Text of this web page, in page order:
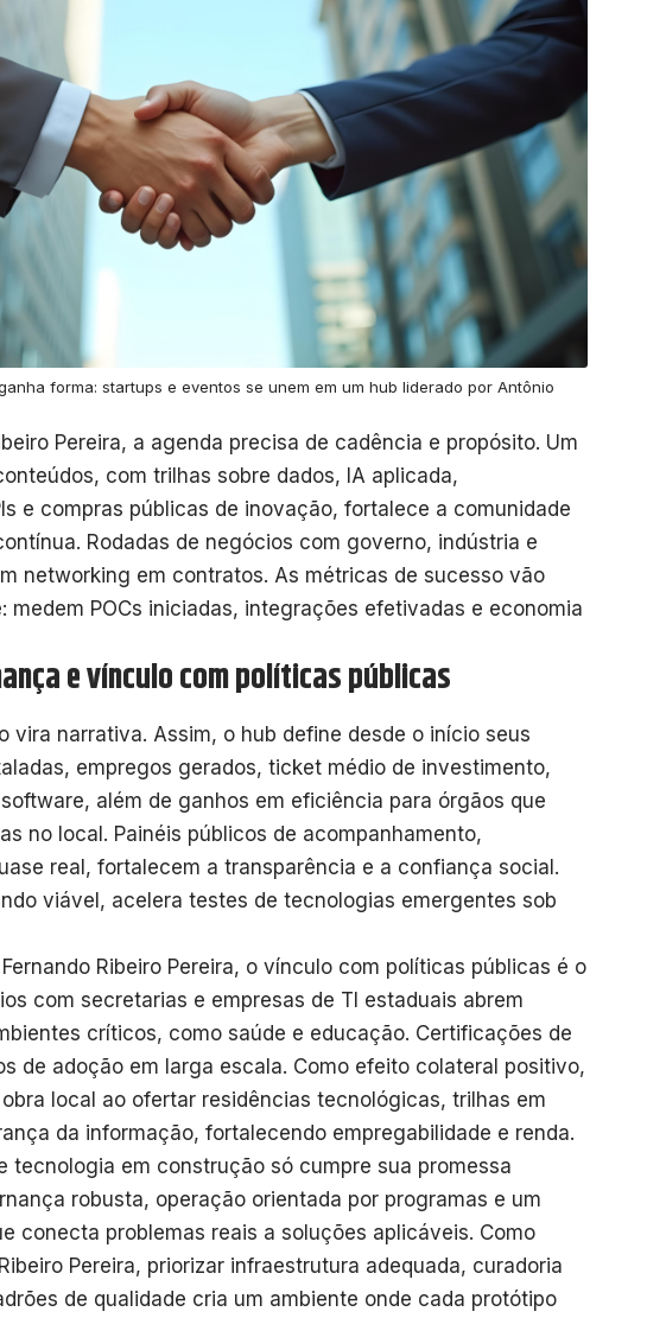
forma: startups e eventos se unem em um hub liderado por Antônio
Pereira, a agenda precisa de cadência e propósito. Um
com trilhas sobre dados, IA aplicada,
e compras públicas de inovação, fortalece a comunidade
Rodadas de negócios com governo, indústria e
networking em contratos. As métricas de sucesso vão
medem POCs iniciadas, integrações efetivadas e economia
e vínculo com políticas públicas
vira narrativa. Assim, o hub define desde o início seus
empregos gerados, ticket médio de investimento,
além de ganhos em eficiência para órgãos que
no local. Painéis públicos de acompanhamento,
real, fortalecem a transparência e a confiança social.
viável, acelera testes de tecnologias emergentes sob
Ribeiro Pereira, o vínculo com políticas públicas é o
com secretarias e empresas de TI estaduais abrem
críticos, como saúde e educação. Certificações de
de adoção em larga escala. Como efeito colateral positivo,
local ao ofertar residências tecnológicas, trilhas em
da informação, fortalecendo empregabilidade e renda.
tecnologia em construção só cumpre sua promessa
robusta, operação orientada por programas e um
conecta problemas reais a soluções aplicáveis. Como
Pereira, priorizar infraestrutura adequada, curadoria
de qualidade cria um ambiente onde cada protótipo